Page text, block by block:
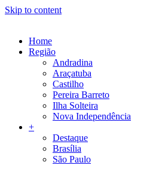
Skip to content
Home
Região
Andradina
Araçatuba
Castilho
Pereira Barreto
Ilha Solteira
Nova Independência
+
Destaque
Brasília
São Paulo